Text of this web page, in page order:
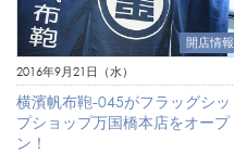
開店情報
2016年9月21日（水）
横濱帆布鞄-045がフラッグシッ
プショップ万国橋本店をオープ
ン！